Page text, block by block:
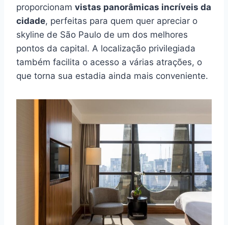
proporcionam vistas panorâmicas incríveis da
cidade, perfeitas para quem quer apreciar o
skyline de São Paulo de um dos melhores
pontos da capital. A localização privilegiada
também facilita o acesso a várias atrações, o
que torna sua estadia ainda mais conveniente.